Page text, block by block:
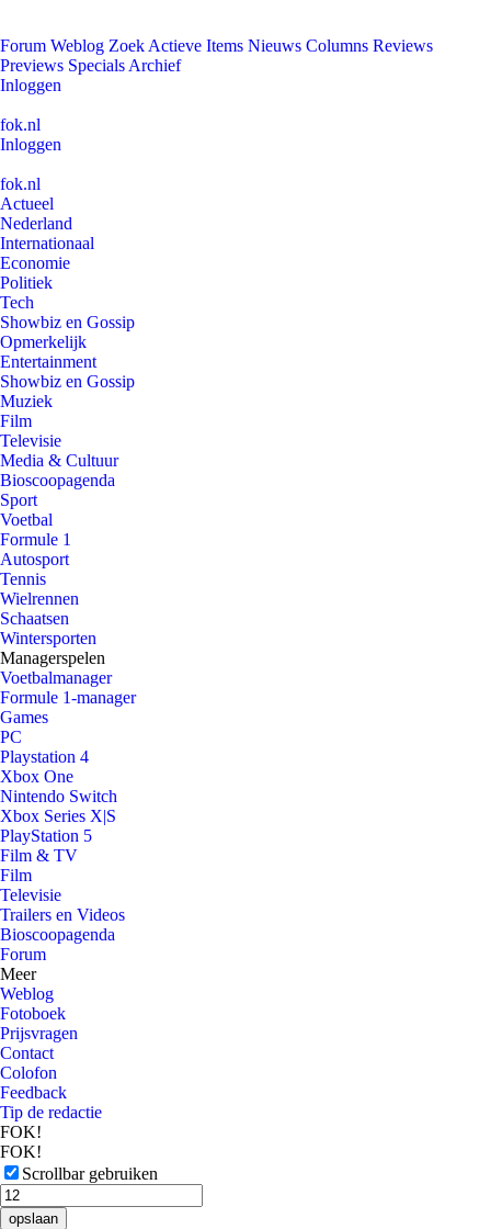
Forum Weblog Zoek Actieve Items Nieuws Columns Reviews
Previews Specials Archief
Inloggen
fok.nl
Inloggen
fok.nl
Actueel
Nederland
Internationaal
Economie
Politiek
Tech
Showbiz en Gossip
Opmerkelijk
Entertainment
Showbiz en Gossip
Muziek
Film
Televisie
Media & Cultuur
Bioscoopagenda
Sport
Voetbal
Formule 1
Autosport
Tennis
Wielrennen
Schaatsen
Wintersporten
Managerspelen
Voetbalmanager
Formule 1-manager
Games
PC
Playstation 4
Xbox One
Nintendo Switch
Xbox Series X|S
PlayStation 5
Film & TV
Film
Televisie
Trailers en Videos
Bioscoopagenda
Forum
Meer
Weblog
Fotoboek
Prijsvragen
Contact
Colofon
Feedback
Tip de redactie
FOK!
FOK!
Scrollbar gebruiken
opslaan